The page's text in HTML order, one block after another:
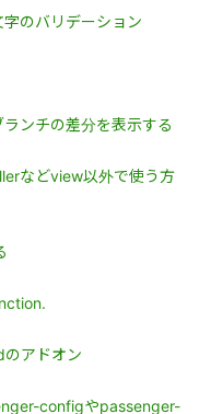
のバリデーション
ンチの差分を表示する
などview以外で使う方
アドオン
configやpassenger-